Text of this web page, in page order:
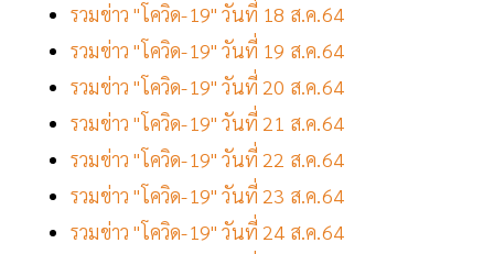
รวมข่าว "โควิด-19" วันที่ 18 ส.ค.64
รวมข่าว "โควิด-19" วันที่ 19 ส.ค.64
รวมข่าว "โควิด-19" วันที่ 20 ส.ค.64
รวมข่าว "โควิด-19" วันที่ 21 ส.ค.64
รวมข่าว "โควิด-19" วันที่ 22 ส.ค.64
รวมข่าว "โควิด-19" วันที่ 23 ส.ค.64
รวมข่าว "โควิด-19" วันที่ 24 ส.ค.64